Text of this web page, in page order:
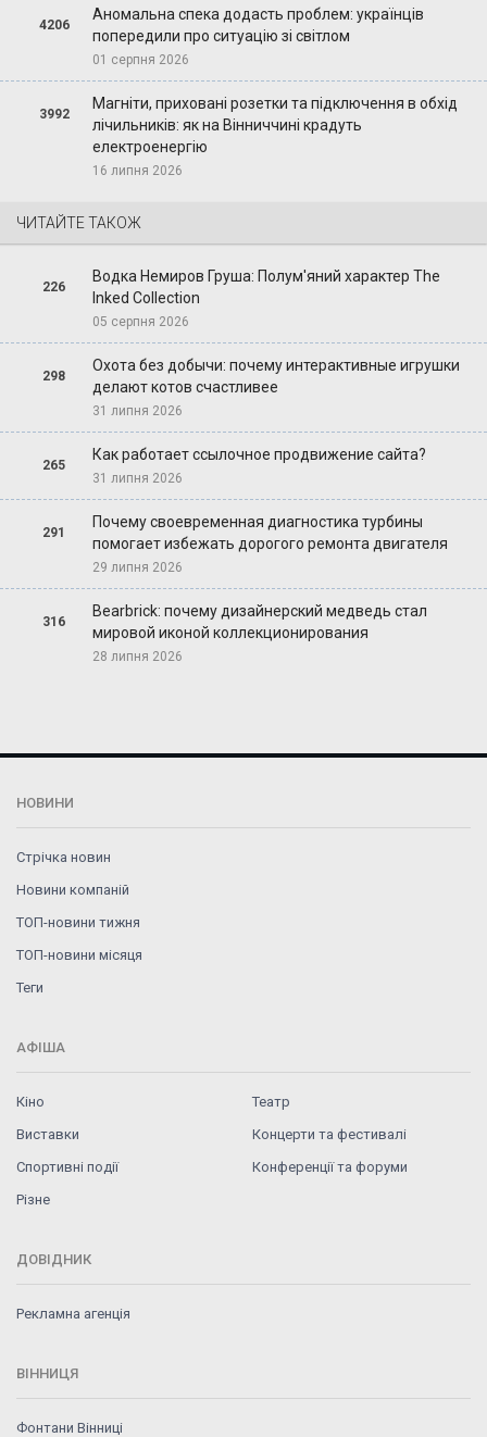
4206
Аномальна спека додасть проблем: українців
попередили про ситуацію зі світлом
01 серпня 2026
3992
Магніти, приховані розетки та підключення в обхід
лічильників: як на Вінниччині крадуть
електроенергію
16 липня 2026
ЧИТАЙТЕ ТАКОЖ
226
Водка Немиров Груша: Полум'яний характер The
Inked Collection
05 серпня 2026
298
Охота без добычи: почему интерактивные игрушки
делают котов счастливее
31 липня 2026
265
Как работает ссылочное продвижение сайта?
31 липня 2026
291
Почему своевременная диагностика турбины
помогает избежать дорогого ремонта двигателя
29 липня 2026
316
Bearbrick: почему дизайнерский медведь стал
мировой иконой коллекционирования
28 липня 2026
НОВИНИ
Стрічка новин
Новини компаній
ТОП-новини тижня
ТОП-новини місяця
Теги
АФІША
Кіно
Театр
Виставки
Концерти та фестивалі
Спортивні події
Конференції та форуми
Різне
ДОВІДНИК
Рекламна агенція
ВІННИЦЯ
Фонтани Вінниці